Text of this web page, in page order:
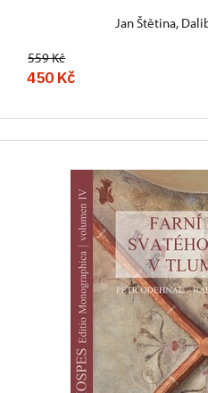
Jan Štětina,
559 Kč
450 Kč